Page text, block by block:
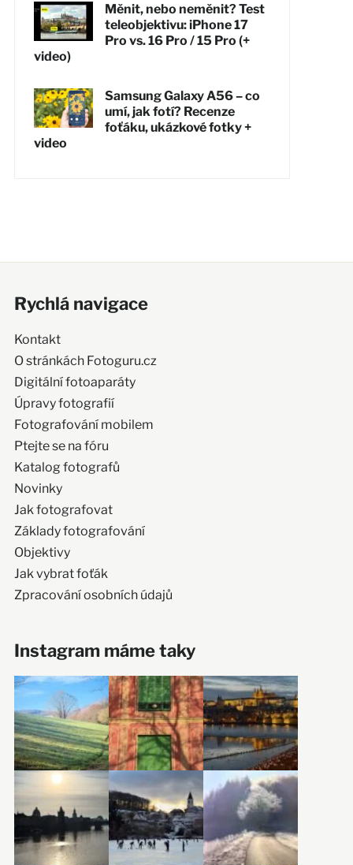
Měnit, nebo neměnit? Test
teleobjektivu: iPhone 17
Pro vs. 16 Pro / 15 Pro (+
video)
Samsung Galaxy A56 – co
umí, jak fotí? Recenze
foťáku, ukázkové fotky +
video
Rychlá navigace
Kontakt
O stránkách Fotoguru.cz
Digitální fotoaparáty
Úpravy fotografií
Fotografování mobilem
Ptejte se na fóru
Katalog fotografů
Novinky
Jak fotografovat
Základy fotografování
Objektivy
Jak vybrat foťák
Zpracování osobních údajů
Instagram máme taky